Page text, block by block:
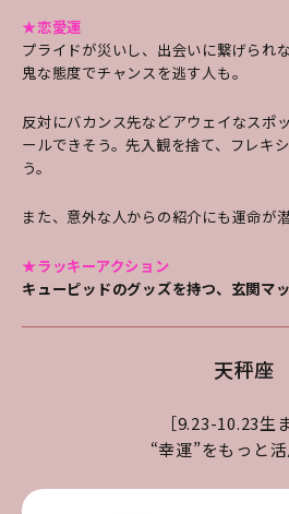
★恋愛運
プライドが災いし、出会いに繋げられ
鬼な態度でチャンスを逃す人も。
反対にバカンス先などアウェイなスポ
ールできそう。先入観を捨て、フ レキ
う。
また、意外な 人からの紹介にも運命が
★ラッキーアクション
キューピッドのグッズを持つ、玄関マ
天秤座
［9.23-10.23生
“幸運”をもっと